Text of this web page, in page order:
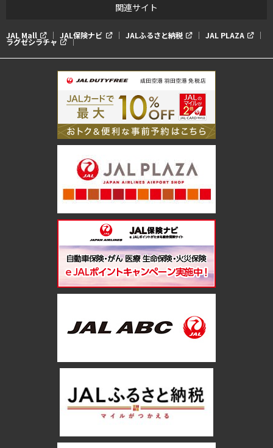
関連サイト
JAL Mall JAL保険ナビ JALふるさと納税 JAL PLAZA
ラグゼシラチャ